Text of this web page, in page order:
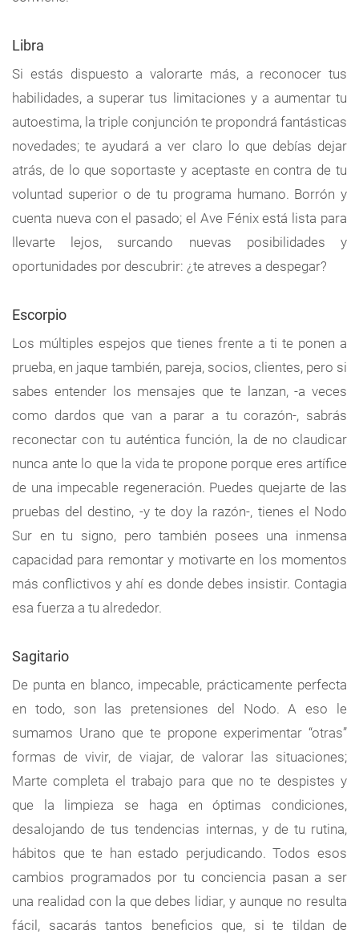
Libra
Si estás dispuesto a valorarte más, a reconocer tus
habilidades, a superar tus limitaciones y a aumentar tu
autoestima, la triple conjunción te propondrá fantásticas
novedades; te ayudará a ver claro lo que debías dejar
atrás, de lo que soportaste y aceptaste en contra de tu
voluntad superior o de tu programa humano. Borrón y
cuenta nueva con el pasado; el Ave Fénix está lista para
llevarte lejos, surcando nuevas posibilidades y
oportunidades por descubrir: ¿te atreves a despegar?
Escorpio
Los múltiples espejos que tienes frente a ti te ponen a
prueba, en jaque también, pareja, socios, clientes, pero si
sabes entender los mensajes que te lanzan, -a veces
como dardos que van a parar a tu corazón-, sabrás
reconectar con tu auténtica función, la de no claudicar
nunca ante lo que la vida te propone porque eres artífice
de una impecable regeneración. Puedes quejarte de las
pruebas del destino, -y te doy la razón-, tienes el Nodo
Sur en tu signo, pero también posees una inmensa
capacidad para remontar y motivarte en los momentos
más conflictivos y ahí es donde debes insistir. Contagia
esa fuerza a tu alrededor.
Sagitario
De punta en blanco, impecable, prácticamente perfecta
en todo, son las pretensiones del Nodo. A eso le
sumamos Urano que te propone experimentar “otras”
formas de vivir, de viajar, de valorar las situaciones;
Marte completa el trabajo para que no te despistes y
que la limpieza se haga en óptimas condiciones,
desalojando de tus tendencias internas, y de tu rutina,
hábitos que te han estado perjudicando. Todos esos
cambios programados por tu conciencia pasan a ser
una realidad con la que debes lidiar, y aunque no resulta
fácil, sacarás tantos beneficios que, si te tildan de